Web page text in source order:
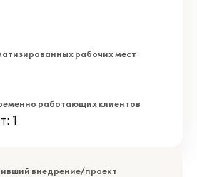
рабочих мест
работающих клиентов
1
внедрение/проект